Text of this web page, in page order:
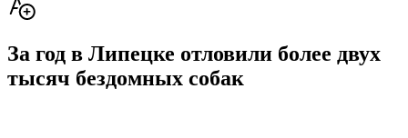
За год в Липецке отловили более двух
тысяч бездомных собак